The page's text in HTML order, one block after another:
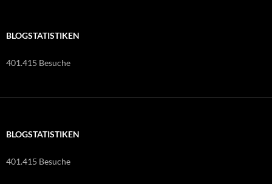
BLOGSTATISTIKEN
401.415 Besuche
BLOGSTATISTIKEN
401.415 Besuche